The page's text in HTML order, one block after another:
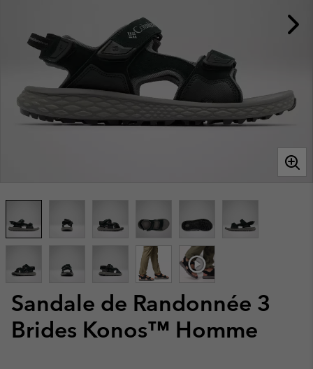
Sandale de Randonnée 3
Brides Konos™ Homme